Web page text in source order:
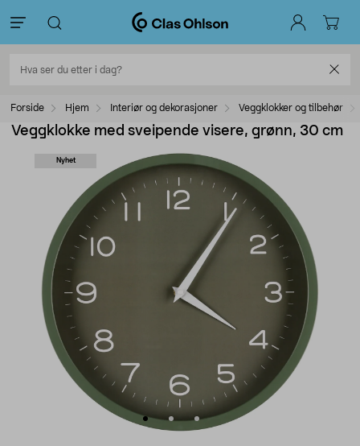
Forside Hjem Interiør og dekorasjoner Veggklokker og tilbehør
Veggklokke med sveipende visere, grønn, 30 cm
Nyhet